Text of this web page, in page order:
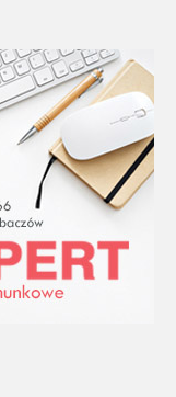
Ferie w
Oleszycach